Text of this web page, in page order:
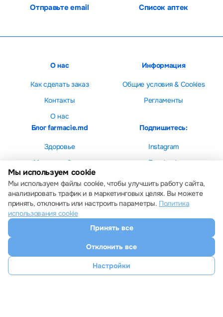
Отправьте email Список аптек
О нас
Как сделать заказ
Контакты
О нас
Информация
Общие условия & Cookies
Регламенты
Блог farmacie.md
Здоровье
Мама и ребенок
Красота
Подпишитесь:
Instagram
Facebook
Все права защищены © 2013 – 2026 Farmacie.md
Скачайте наше приложение
Настройки cookie
Мы используем cookie
Мы используем файлы cookie, чтобы улучшить работу сайта,
анализировать трафик и в маркетинговых целях. Вы можете
принять, отклонить или настроить параметры. Политика
использования cookie
Принять все
Отклонить все
Настройки